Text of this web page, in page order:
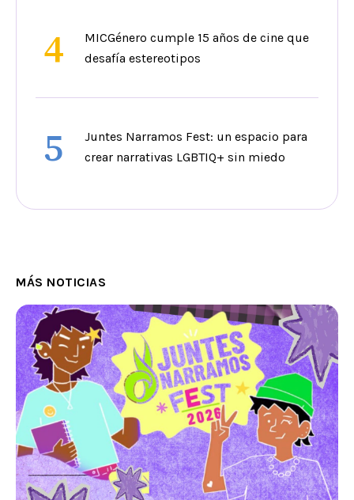
4
MICGénero cumple 15 años de cine que
desafía estereotipos
5
Juntes Narramos Fest: un espacio para
crear narrativas LGBTIQ+ sin miedo
MÁS NOTICIAS